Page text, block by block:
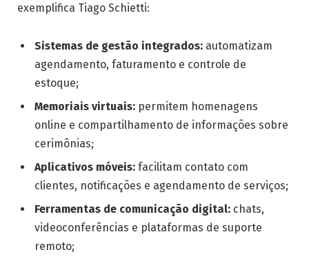
exemplifica Tiago Schietti:
Sistemas de gestão integrados: automatizam
agendamento, faturamento e controle de
estoque;
Memoriais virtuais: permitem homenagens
online e compartilhamento de informações sobre
cerimônias;
Aplicativos móveis: facilitam contato com
clientes, notificações e agendamento de serviços;
Ferramentas de comunicação digital: chats,
videoconferências e plataformas de suporte
remoto;